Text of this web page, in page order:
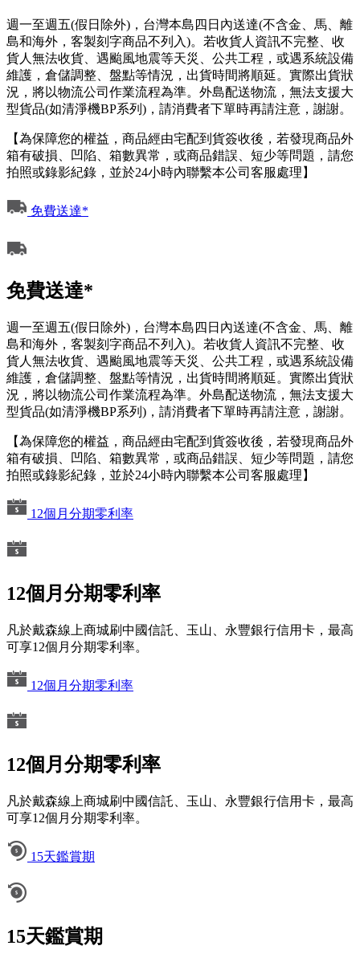
週一至週五(假日除外)，台灣本島四日內送達(不含金、馬、離
島和海外，客製刻字商品不列入)。若收貨人資訊不完整、收
貨人無法收貨、遇颱風地震等天災、公共工程，或遇系統設備
維護，倉儲調整、盤點等情況，出貨時間將順延。實際出貨狀
況，將以物流公司作業流程為準。外島配送物流，無法支援大
型貨品(如清淨機BP系列)，請消費者下單時再請注意，謝謝。
【為保障您的權益，商品經由宅配到貨簽收後，若發現商品外
箱有破損、凹陷、箱數異常，或商品錯誤、短少等問題，請您
拍照或錄影紀錄，並於24小時內聯繫本公司客服處理】
免費送達*
免費送達*
週一至週五(假日除外)，台灣本島四日內送達(不含金、馬、離
島和海外，客製刻字商品不列入)。若收貨人資訊不完整、收
貨人無法收貨、遇颱風地震等天災、公共工程，或遇系統設備
維護，倉儲調整、盤點等情況，出貨時間將順延。實際出貨狀
況，將以物流公司作業流程為準。外島配送物流，無法支援大
型貨品(如清淨機BP系列)，請消費者下單時再請注意，謝謝。
【為保障您的權益，商品經由宅配到貨簽收後，若發現商品外
箱有破損、凹陷、箱數異常，或商品錯誤、短少等問題，請您
拍照或錄影紀錄，並於24小時內聯繫本公司客服處理】
12個月分期零利率
12個月分期零利率
凡於戴森線上商城刷中國信託、玉山、永豐銀行信用卡，最高
可享12個月分期零利率。
12個月分期零利率
12個月分期零利率
凡於戴森線上商城刷中國信託、玉山、永豐銀行信用卡，最高
可享12個月分期零利率。
15天鑑賞期
15天鑑賞期